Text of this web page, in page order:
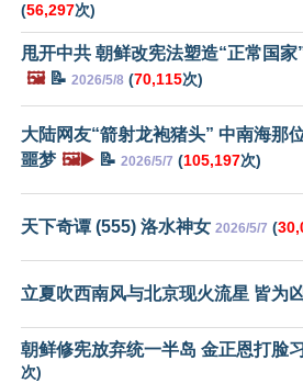
(56,297次)
甩开中共 朝鲜改宪法塑造“正常国家
🖼️📝 2026/5/8 (70,115次)
大陆网友“箭射龙袍猪头” 中南海那
噩梦 🖼️▶️ 📝 2026/5/7 (105,197次)
天下奇谭 (555) 洛水神女 2026/5/7 (
立夏吹西南风与北京现火流星 皆为
朝鲜修宪放弃统一半岛 金正恩打脸
次)